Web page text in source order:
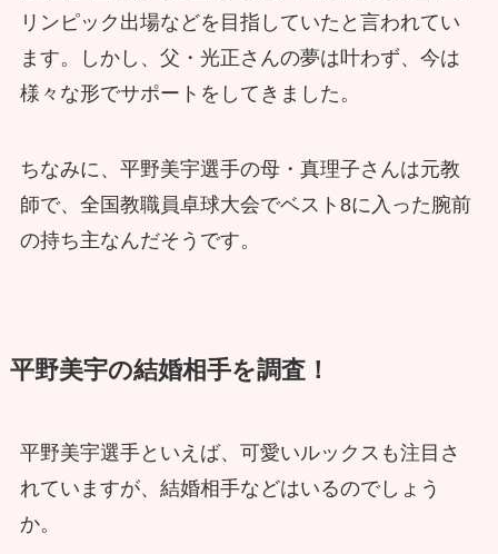
リンピック出場などを目指していたと言われてい
ます。しかし、父・光正さんの夢は叶わず、今は
様々な形でサポートをしてきました。
ちなみに、平野美宇選手の母・真理子さんは元教
師で、全国教職員卓球大会でベスト8に入った腕前
の持ち主なんだそうです。
平野美宇の結婚相手を調査！
平野美宇選手といえば、可愛いルックスも注目さ
れていますが、結婚相手などはいるのでしょう
か。